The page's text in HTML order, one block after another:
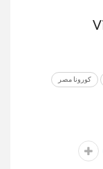
كورونا مصر